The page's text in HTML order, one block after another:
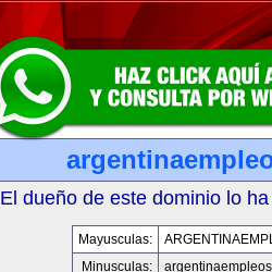
El dueño de este dominio lo
Mayusculas:
Minusculas: